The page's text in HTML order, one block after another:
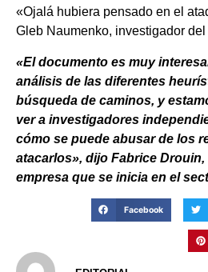
«Ojalá hubiera pensado en el
Gleb Naumenko, investigador del
«El documento es muy
análisis de las diferentes
búsqueda de caminos, y
ver a investigadores
cómo se puede abusar de los
atacarlos», dijo Fabrice Drouin,
empresa que se inicia en el
Facebook